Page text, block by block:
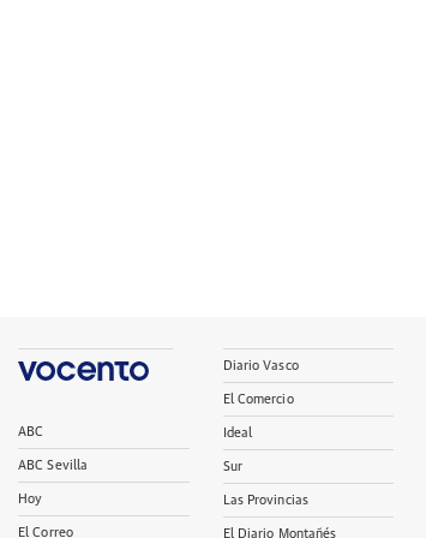
ABC
ABC Sevilla
Hoy
El Correo
Diario Vasco
El Comercio
Ideal
Sur
Las Provincias
El Diario Montañés